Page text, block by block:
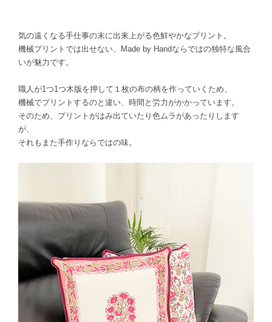
気の遠くなる手仕事の末に出来上がる色鮮やかなプリント。
機械プリントでは出せない、Made by Handならではの独特な風合
いが魅力です。
職人が1つ1つ木版を押して１枚の布の柄を作っていくため、
機械でプリントするのと違い、時間と労力がかかっています。
そのため、プリントがはみ出ていたり色ムラがあったりします
が、
それもまた手作りならではの味。